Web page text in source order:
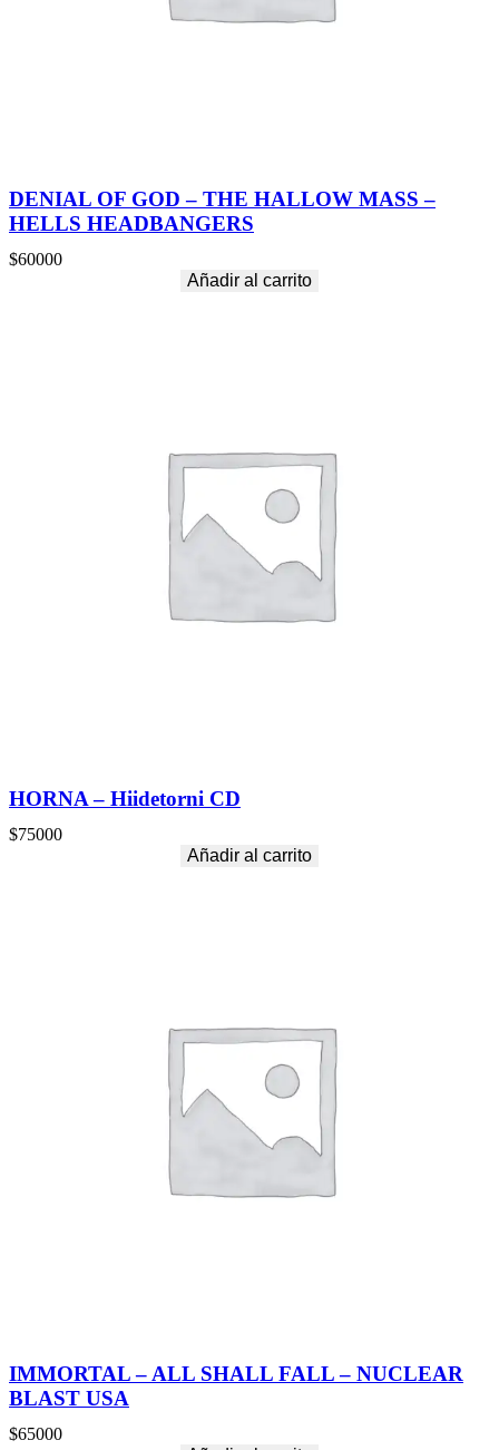
DENIAL OF GOD – THE HALLOW MASS –
HELLS HEADBANGERS
$60000
Añadir al carrito
HORNA – Hiidetorni CD
$75000
Añadir al carrito
IMMORTAL – ALL SHALL FALL – NUCLEAR
BLAST USA
$65000